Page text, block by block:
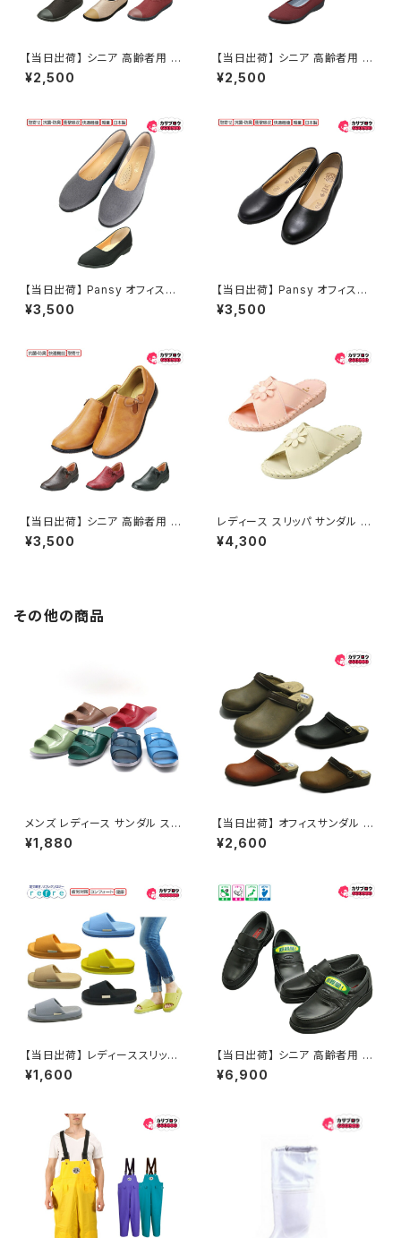
【当日出荷】 シニア 高齢者用 老
人 靴 ウォーキングシューズ Pa
nsy デイリーシューズ 2100 パ
れ 2.5cm ヒール 歩きやすい 履
きやすい スリッポン 日本製 リラ
ックス おすすめ
¥2,500
【当日出荷】 シニア 高齢者用 老
人 靴 ウォーキングシューズ Pa
nsy 生活防水パンプス 2322 パ
おしゃれ 3.0cm ヒール パンプ
吸収 防水 幅広 おすすめ
¥2,500
【当日出荷】 Pansy オフィスシ
ューズ 4055 パンジー 抗菌防
臭 快適 レディース シンプル 痛
撥水 日本製 軽量 履きやすい 外
¥3,500
【当日出荷】 Pansy オフィスシ
ューズ 4060 パンジー 抗菌防
臭 快適 レディース シンプル 痛
撥水 日本製 軽量 履きやすい 合
¥3,500
【当日出荷】 シニア 高齢者用 P
ansy 婦人カジュアルシューズ
4440 パンジー 快適 抗菌防臭
¥3,500
レディース スリッパ サンダル パ
ンジー9370 室内履き 抗菌 防
臭 疲れにくい オフィス おすすめ
¥4,300
その他の商品
メンズ レディース サンダル スリ
ッパ 上履き ナイガイ ニューモー
ド 内外 学園サンダル 定番 ナイ
¥1,880
【当日出荷】 オフィスサンダル レ
ディース サボ サンダル 6880
日本製 2WAY かわいい おしゃ
¥2,600
【当日出荷】 レディーススリッパ
refre リフレ 親指の付け根 スリ
ッパ ルームシューズ おしゃれ 来
¥1,600
【当日出荷】 シニア 高齢者用 靴
介護シューズ 介護用品 ウォーキ
ングシューズ カジュアルシュー
ゼント 昭和レトロ ロングセラー
¥6,900